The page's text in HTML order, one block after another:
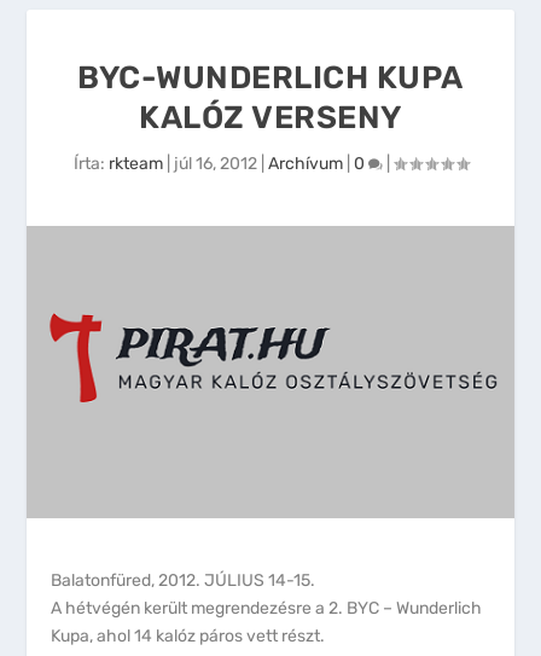
BYC-WUNDERLICH KUPA
KALÓZ VERSENY
Írta: rkteam| júl 16, 2012| Archívum| 0 |
Balatonfüred, 2012. JÚLIUS 14-15.
A hétvégén került megrendezésre a 2. BYC – Wunderlich
Kupa, ahol 14 kalóz páros vett részt.